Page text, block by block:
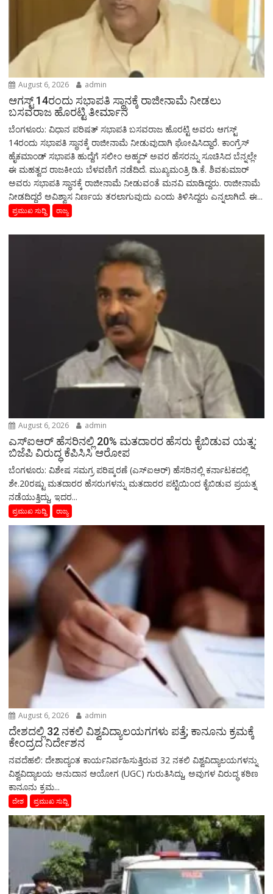
August 6, 2026 admin
ಆಗಸ್ಟ್‌ 14ರಂದು ಸಭಾಪತಿ ಸ್ಥಾನಕ್ಕೆ ರಾಜೀನಾಮೆ ನೀಡಲು
ಬಸವರಾಜ ಹೊರಟ್ಟಿ ತೀರ್ಮಾನ
ಬೆಂಗಳೂರು: ವಿಧಾನ ಪರಿಷತ್ ಸಭಾಪತಿ ಬಸವರಾಜ ಹೊರಟ್ಟಿ ಅವರು ಆಗಸ್ಟ್‌
14ರಂದು ಸಭಾಪತಿ ಸ್ಥಾನಕ್ಕೆ ರಾಜೀನಾಮೆ ನೀಡುವುದಾಗಿ ಘೋಷಿಸಿದ್ದಾರೆ. ಕಾಂಗ್ರೆಸ್
ಹೈಕಮಾಂಡ್ ಸಭಾಪತಿ ಹುದ್ದೆಗೆ ಸಲೀಂ ಅಹ್ಮದ್ ಅವರ ಹೆಸರನ್ನು ಸೂಚಿಸಿದ ಬೆನ್ನಲ್ಲೇ
ಈ ಮಹತ್ವದ ರಾಜಕೀಯ ಬೆಳವಣಿಗೆ ನಡೆದಿದೆ. ಮುಖ್ಯಮಂತ್ರಿ ಡಿ.ಕೆ. ಶಿವಕುಮಾರ್
ಅವರು ಸಭಾಪತಿ ಸ್ಥಾನಕ್ಕೆ ರಾಜೀನಾಮೆ ನೀಡುವಂತೆ ಮನವಿ ಮಾಡಿದ್ದರು. ರಾಜೀನಾಮೆ
ನೀಡದಿದ್ದರೆ ಅವಿಶ್ವಾಸ ನಿರ್ಣಯ ತರಲಾಗುವುದು ಎಂದು ತಿಳಿಸಿದ್ದರು ಎನ್ನಲಾಗಿದೆ. ಈ...
ಪ್ರಮುಖ ಸುದ್ದಿ ರಾಜ್ಯ
August 6, 2026 admin
ಎಸ್‌ಐಆರ್‌ ಹೆಸರಿನಲ್ಲಿ 20% ಮತದಾರರ ಹೆಸರು ಕೈಬಿಡುವ ಯತ್ನ:
ಬಿಜೆಪಿ ವಿರುದ್ಧ ಕೆಪಿಸಿಸಿ ಆರೋಪ
ಬೆಂಗಳೂರು: ವಿಶೇಷ ಸಮಗ್ರ ಪರಿಷ್ಕರಣೆ (ಎಸ್‌ಐಆರ್‌) ಹೆಸರಿನಲ್ಲಿ ಕರ್ನಾಟಕದಲ್ಲಿ
ಶೇ.20ರಷ್ಟು ಮತದಾರರ ಹೆಸರುಗಳನ್ನು ಮತದಾರರ ಪಟ್ಟಿಯಿಂದ ಕೈಬಿಡುವ ಪ್ರಯತ್ನ
ನಡೆಯುತ್ತಿದ್ದು, ಇದರ...
ಪ್ರಮುಖ ಸುದ್ದಿ ರಾಜ್ಯ
August 6, 2026 admin
ದೇಶದಲ್ಲಿ 32 ನಕಲಿ ವಿಶ್ವವಿದ್ಯಾಲಯಗಗಳು ಪತ್ತೆ; ಕಾನೂನು ಕ್ರಮಕ್ಕೆ
ಕೇಂದ್ರದ ನಿರ್ದೇಶನ
ನವದೆಹಲಿ: ದೇಶಾದ್ಯಂತ ಕಾರ್ಯನಿರ್ವಹಿಸುತ್ತಿರುವ 32 ನಕಲಿ ವಿಶ್ವವಿದ್ಯಾಲಯಗಳನ್ನು
ವಿಶ್ವವಿದ್ಯಾಲಯ ಅನುದಾನ ಆಯೋಗ (UGC) ಗುರುತಿಸಿದ್ದು, ಅವುಗಳ ವಿರುದ್ಧ ಕಠಿಣ
ಕಾನೂನು ಕ್ರಮ...
ದೇಶ ಪ್ರಮುಖ ಸುದ್ದಿ